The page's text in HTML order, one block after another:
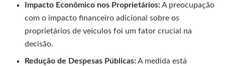
Impacto Econômico nos Proprietários:A preocupação
com o impacto financeiro adicional sobre os
proprietários de veículos foi um fator crucial na
decisão.
Redução de Despesas Públicas:A medida está